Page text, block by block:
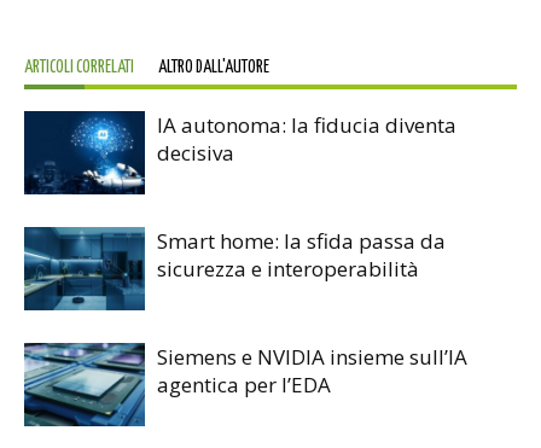
ARTICOLI CORRELATI ALTRO DALL'AUTORE
IA autonoma: la fiducia diventa
decisiva
Smart home: la sfida passa da
sicurezza e interoperabilità
Siemens e NVIDIA insieme sull’IA
agentica per l’EDA